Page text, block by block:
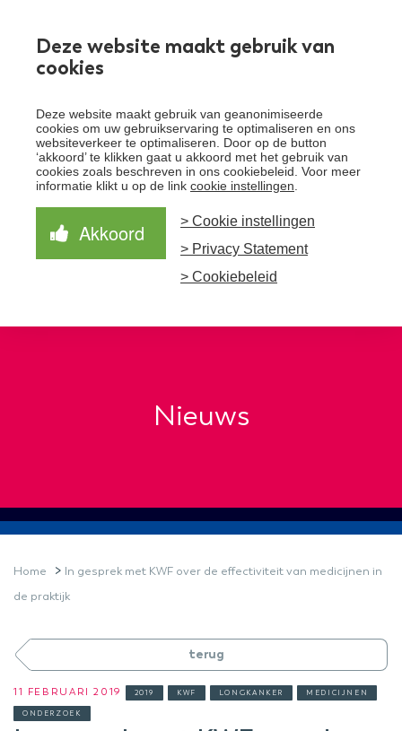
Deze website maakt gebruik van
cookies
Deze website maakt gebruik van geanonimiseerde
cookies om uw gebruikservaring te optimaliseren en ons
websiteverkeer te optimaliseren. Door op de button
‘akkoord’ te klikken gaat u akkoord met het gebruik van
cookies zoals beschreven in ons cookiebeleid. Voor meer
informatie klikt u op de link cookie instellingen
Akkoord
> Cookie instellingen
> Privacy Statement
> Cookiebeleid
Over Santeon
Waardegedreven zorg
aanpak
Samen Beter
Nieuws
Schrijf je in voor de nieuwsbrief
Schrijf je in voor onze nieuwsbrief en ontvang het
laatste nieuws!
Aanmelden nieuwsbrief
Nieuws
Home > In gesprek met KWF over de effectiviteit van medicijnen in
de praktijk
terug
11 FEBRUARI 2019 2019 KWF LONGKANKER MEDICIJNEN
ONDERZOEK